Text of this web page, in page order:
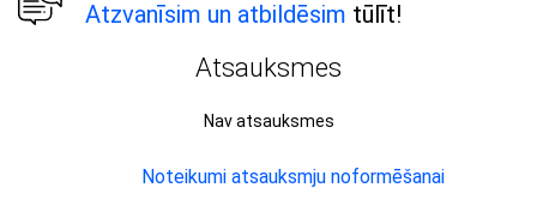
Atzvanīsim un atbildēsim tūlīt!
Atsauksmes
Nav atsauksmes
Noteikumi atsauksmju noformēšanai